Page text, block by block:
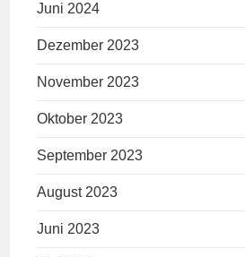
Juni 2024
Dezember 2023
November 2023
Oktober 2023
September 2023
August 2023
Juni 2023